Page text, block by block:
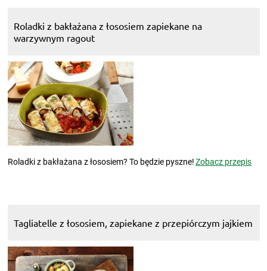
Roladki z bakłażana z łososiem zapiekane na
warzywnym ragout
Roladki z bakłażana z łososiem? To będzie pyszne!Zobacz przepis
Tagliatelle z łososiem, zapiekane z przepiórczym jajkiem